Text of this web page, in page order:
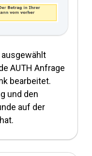
ausgewählt
AUTH Anfrage
bearbeitet.
und den
auf der